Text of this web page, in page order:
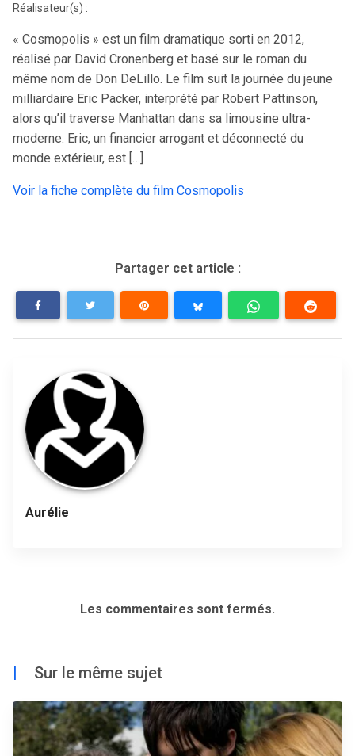
Réalisateur(s) :
« Cosmopolis » est un film dramatique sorti en 2012,
réalisé par David Cronenberg et basé sur le roman du
même nom de Don DeLillo. Le film suit la journée du jeune
milliardaire Eric Packer, interprété par Robert Pattinson,
alors qu’il traverse Manhattan dans sa limousine ultra-
moderne. Eric, un financier arrogant et déconnecté du
monde extérieur, est […]
Voir la fiche complète du film Cosmopolis
Partager cet article :
Aurélie
Les commentaires sont fermés.
| Sur le même sujet